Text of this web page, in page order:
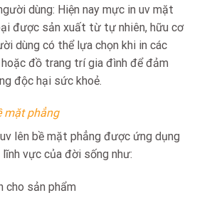
dùng: Hiện nay mực in uv mặt
được sản xuất từ tự nhiên, hữu cơ
dùng có thể lựa chọn khi in các
đồ trang trí gia đình để đảm
độc hại sức khoẻ.
mặt phẳng
uv lên bề mặt phẳng được ứng dụng
vực của đời sống như:
cho sản phẩm